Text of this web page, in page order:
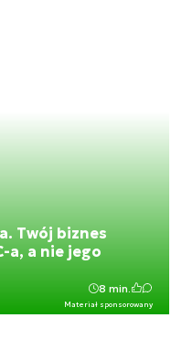
Twój biznes
a, a nie jego
Materiał sponsorowany
8 min.